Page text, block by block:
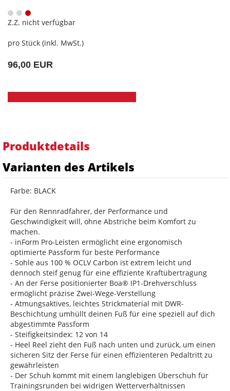
Z.Z. nicht verfügbar
pro Stück (inkl. MwSt.)
96,00 EUR
Produktdetails
Varianten des Artikels
Farbe: BLACK
Für den Rennradfahrer, der Performance und
Geschwindigkeit will, ohne Abstriche beim Komfort zu
machen.
- inForm Pro-Leisten ermöglicht eine ergonomisch
optimierte Passform für beste Performance
- Sohle aus 100 % OCLV Carbon ist extrem leicht und
dennoch steif genug für eine effiziente Kraftübertragung
- An der Ferse positionierter Boa® IP1-Drehverschluss
ermöglicht präzise Zwei-Wege-Verstellung
- Atmungsaktives, leichtes Strickmaterial mit DWR-
Beschichtung umhüllt deinen Fuß für eine speziell auf dich
abgestimmte Passform
- Steifigkeitsindex: 12 von 14
- Heel Reel zieht den Fuß nach unten und zurück, um einen
sicheren Sitz der Ferse für einen effizienteren Pedaltritt zu
gewährleisten
- Der Schuh kommt mit einem langlebigen Überschuh für
Trainingsrunden bei widrigen Wetterverhältnissen